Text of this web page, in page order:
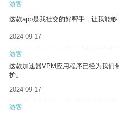
游客
这款app是我社交的好帮手，让我能
2024-09-17
游客
这款加速器VPM应用程序已经为我们
护。
2024-09-17
游客